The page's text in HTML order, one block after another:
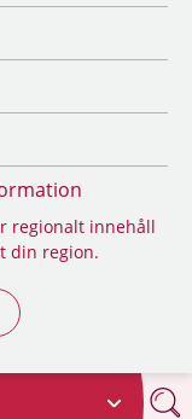
regionalt innehåll
din region.